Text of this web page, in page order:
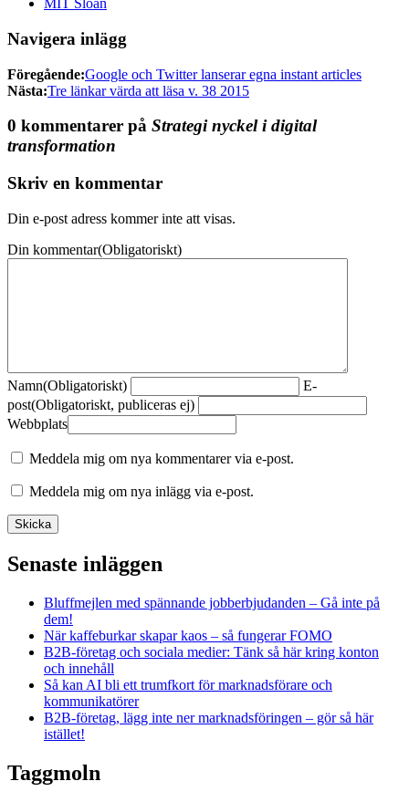
MIT Sloan
Navigera inlägg
Föregående:Google och Twitter lanserar egna instant articles
Nästa:Tre länkar värda att läsa v. 38 2015
0 kommentarer på Strategi nyckel i digital
transformation
Skriv en kommentar
Din e-post adress kommer inte att visas.
Din kommentar(Obligatoriskt)
Namn(Obligatoriskt)
E-
post(Obligatoriskt, publiceras ej)
Webbplats
Meddela mig om nya kommentarer via e-post.
Meddela mig om nya inlägg via e-post.
Senaste inläggen
Bluffmejlen med spännande jobberbjudanden – Gå inte på
dem!
När kaffeburkar skapar kaos – så fungerar FOMO
B2B-företag och sociala medier: Tänk så här kring konton
och innehåll
Så kan AI bli ett trumfkort för marknadsförare och
kommunikatörer
B2B-företag, lägg inte ner marknadsföringen – gör så här
istället!
Taggmoln